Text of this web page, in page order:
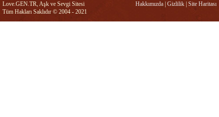
Love.GEN.TR, Aşk ve Sevgi Sitesi
Tüm Hakları Saklıdır © 2004 - 2021
Hakkımızda | Gizlilik | Site Haritası